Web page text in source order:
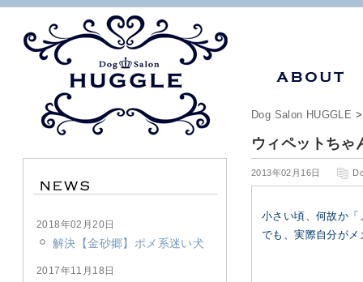
Dog Salon HUGGLE
ウィペットちゃ
2013年02月16日
小さい頃、何故か
でも、実際自分が
2018年02月20日
解決【金砂郷】ポメ系迷い犬
2017年11月18日